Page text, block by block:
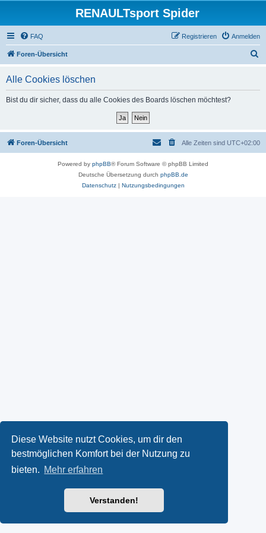
Diese Website nutzt Cookies, um dir den
bestmöglichen Komfort bei der Nutzung zu
bieten. Mehr erfahren
Verstanden!
RENAULTsport Spider
FAQ Anmelden
Registrieren
Foren-Übersicht
Alle Cookies löschen
Bist du dir sicher, dass du alle Cookies des Boards löschen möchtest?
Foren-Übersicht Alle Zeiten sind UTC+02:00
Powered by phpBB® Forum Software © phpBB Limited
Deutsche Übersetzung durch phpBB.de
Datenschutz| Nutzungsbedingungen